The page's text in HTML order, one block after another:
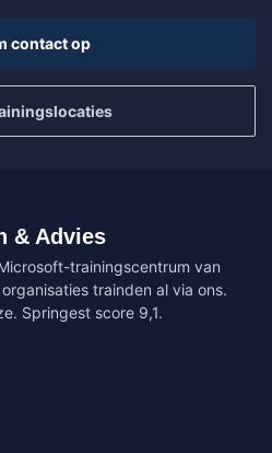
contact op
& Advies
trainingscentrum van
trainden al via ons.
Springest score 9,1.